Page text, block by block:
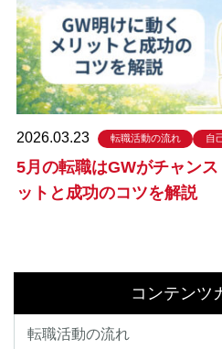
2026.03.23 転職活動の流れ 自
5月の転職はGWがチャン
ットと成功のコツを解説
コンテンツ
転職活動の流れ